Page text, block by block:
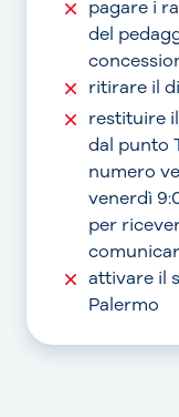
pagare i
del
ritirare il
restituire
dal punto
numero
venerdì
per
attivare il
Palermo